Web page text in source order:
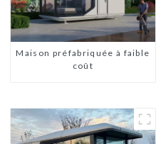
Maison préfabriquée à faible
coût